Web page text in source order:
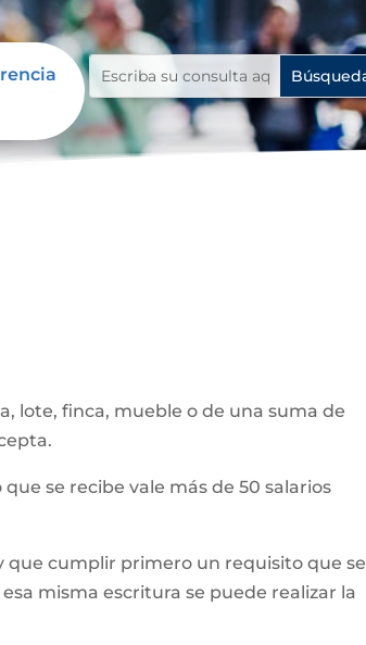
lote, finca, mueble o de una suma de
se recibe vale más de 50 salarios
que cumplir primero un requisito que se
misma escritura se puede realizar la